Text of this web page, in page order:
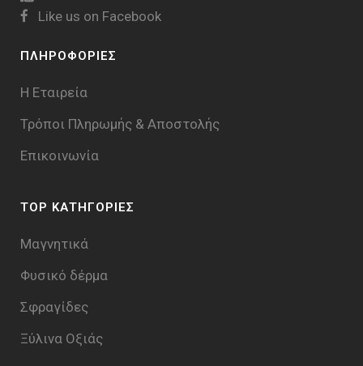
Like us on Facebook
ΠΛΗΡΟΦΟΡΙΕΣ
Η Εταιρεία
Τρόποι Πληρωμής & Aποστολής
Επικοινωνία
TOP ΚΑΤΗΓΟΡΙΕΣ
Μαγνητικά
Φυσικό δέρμα
Σφραγίδες
Ξύλινα Οξιάς